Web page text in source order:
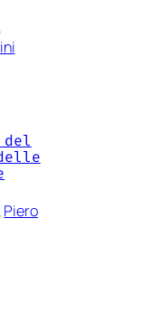
del
, Piero